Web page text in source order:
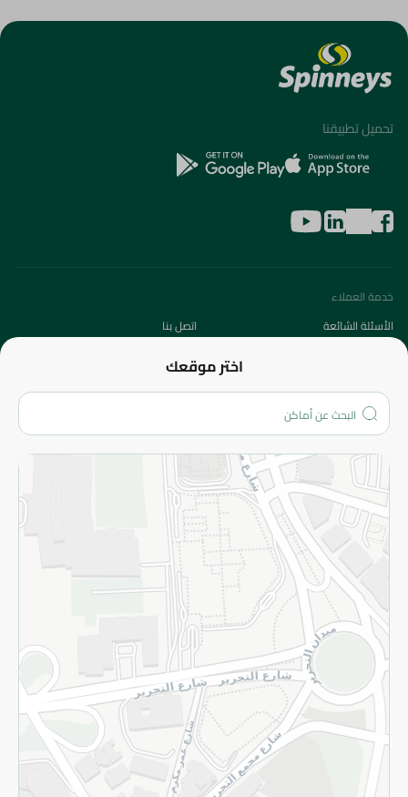
اختر موقعك
تحميل تطبيقنا
خدمة العملاء
الأسئلة الشائعة
اتصل بنا
من نحن؟
الفروع
المزيد
الاسترجاع
سياسة الاستخدام
سياسة الخصوصية
قم بالتسجيل للنشرة
©2026 - Spinneys | جميع الحقوق محفوظة